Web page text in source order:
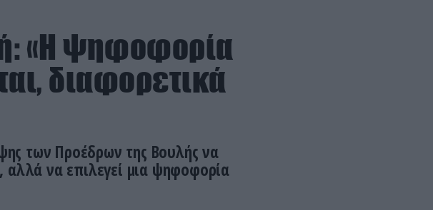
«Η ψηφοφορία
διαφορετικά
των Προέδρων της Βουλής να
να επιλεγεί μια ψηφοφορία